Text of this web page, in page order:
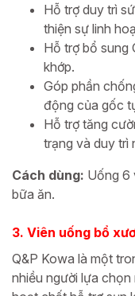
Hỗ trợ duy trì
thiện sự linh
Hỗ trợ bổ sung
khớp.
Góp phần
động của gốc
Hỗ trợ tăng
trạng và duy trì
Cách dùng: Uống 6
bữa ăn.
3. Viên uống bổ
Q&P Kowa là một
nhiều người lựa